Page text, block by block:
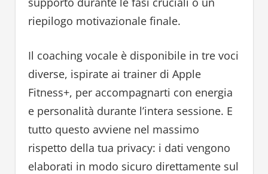
riepilogo motivazionale finale.
Il coaching vocale è disponibile in tre voci
diverse, ispirate ai trainer di Apple
Fitness+, per accompagnarti con energia
e personalità durante l’intera sessione. E
tutto questo avviene nel massimo
rispetto della tua privacy: i dati vengono
elaborati in modo sicuro direttamente sul